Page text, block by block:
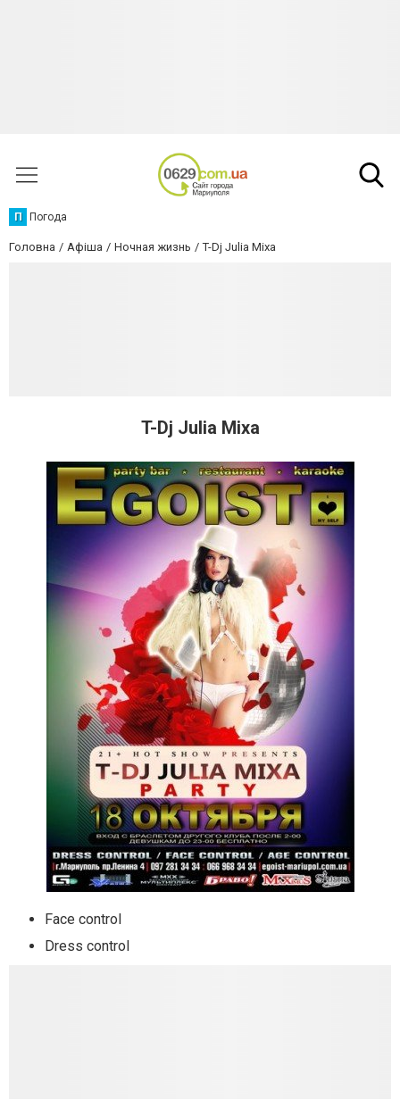
П Погода
Головна Афіша Ночная жизнь T-Dj Julia Mixa
T-Dj Julia Mixa
Face control
Dress control